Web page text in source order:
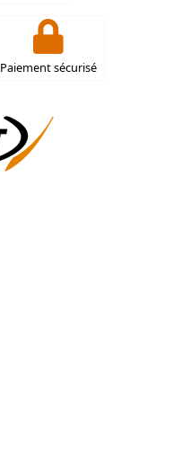
Paiement sécurisé